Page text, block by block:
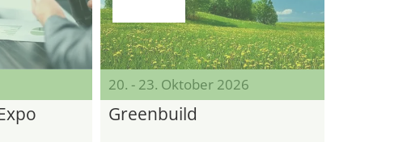
20. - 23. Oktober 2026
Greenbuild